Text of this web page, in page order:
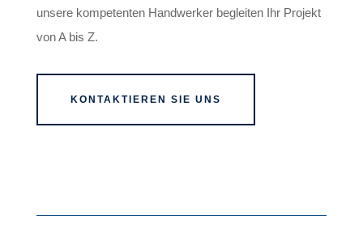
unsere kompetenten Handwerker begleiten Ihr Projekt
von A bis Z.
KONTAKTIEREN SIE UNS